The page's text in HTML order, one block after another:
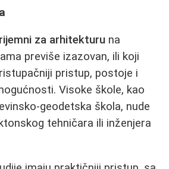
za arhitekturu na
previše izazovan, ili koji
pristup, postoje i
Visoke škole, kao
geodetska škola, nude
tehničara ili inženjera